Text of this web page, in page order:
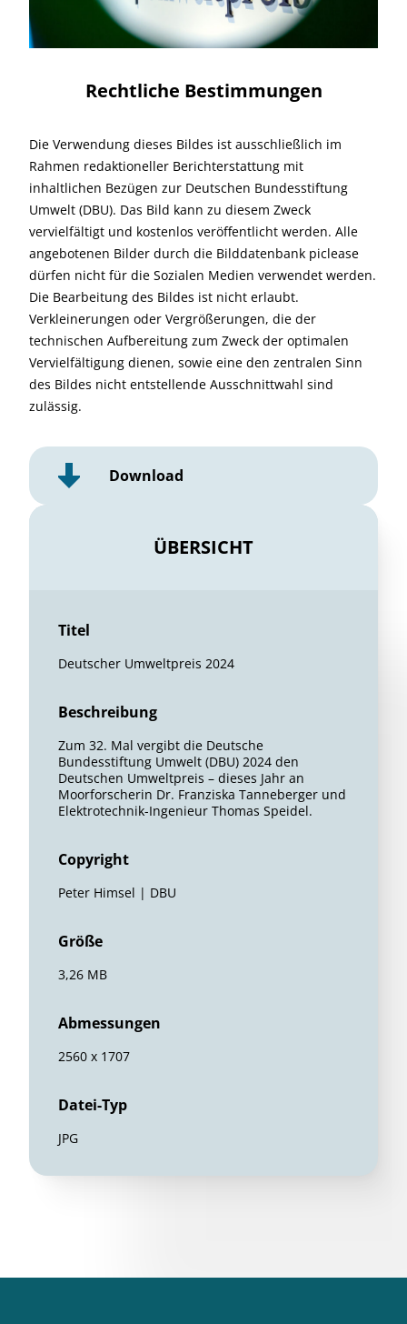
Rechtliche Bestimmungen
Die Verwendung dieses Bildes ist ausschließlich im
Rahmen redaktioneller Berichterstattung mit
inhaltlichen Bezügen zur Deutschen Bundesstiftung
Umwelt (DBU). Das Bild kann zu diesem Zweck
vervielfältigt und kostenlos veröffentlicht werden. Alle
angebotenen Bilder durch die Bilddatenbank piclease
dürfen nicht für die Sozialen Medien verwendet werden.
Die Bearbeitung des Bildes ist nicht erlaubt.
Verkleinerungen oder Vergrößerungen, die der
technischen Aufbereitung zum Zweck der optimalen
Vervielfältigung dienen, sowie eine den zentralen Sinn
des Bildes nicht entstellende Ausschnittwahl sind
zulässig.
Download
ÜBERSICHT
Titel
Deutscher Umweltpreis 2024
Beschreibung
Zum 32. Mal vergibt die Deutsche
Bundesstiftung Umwelt (DBU) 2024 den
Deutschen Umweltpreis – dieses Jahr an
Moorforscherin Dr. Franziska Tanneberger und
Elektrotechnik-Ingenieur Thomas Speidel.
Copyright
Peter Himsel | DBU
Größe
3,26 MB
Abmessungen
2560 x 1707
Datei-Typ
JPG